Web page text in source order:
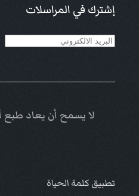
إشترك في المراسلات
لا يسمح أن يعاد طبع
تطبيق كلمة الحياة